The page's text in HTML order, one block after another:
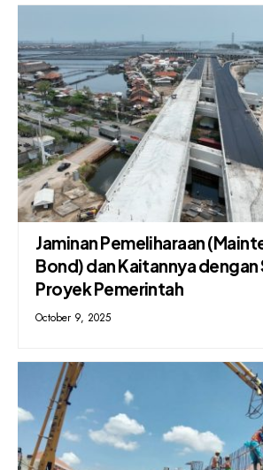
Jaminan Pemeliharaan
Bond) dan Kaitannya dengan
Proyek Pemerintah
October 9, 2025